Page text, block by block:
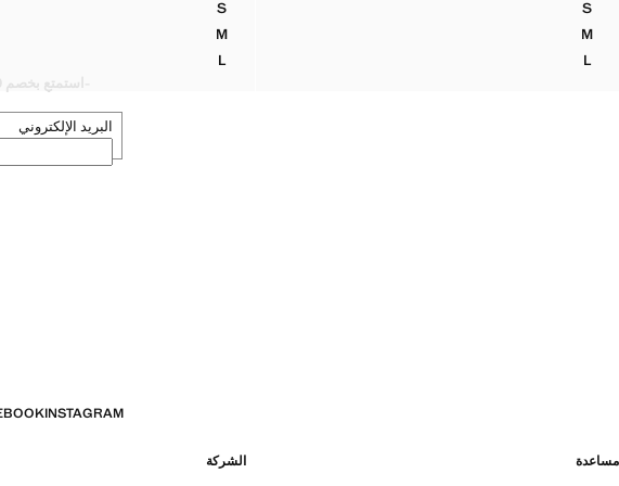
Sطقم بيكيني بتفاصيل زهرية
Mطقم بيكيني بتفاصيل زهرية
Lطقم بيكيني بتفاصيل زهرية
Sبيكيني مجمّع بقطعة سفلية كلاسيكية
Mبيكيني مجمّع بقطعة سفلية كلاسيكية
Lبيكيني مجمّع بقطعة سفلية كلاسيكية
-استمتع بخصم 10% لتسوقك القادم عند اشتراكك في نشرتنا الاخبارية
البريد الإلكتروني
INSTAGRAM
مساعدة الشركة